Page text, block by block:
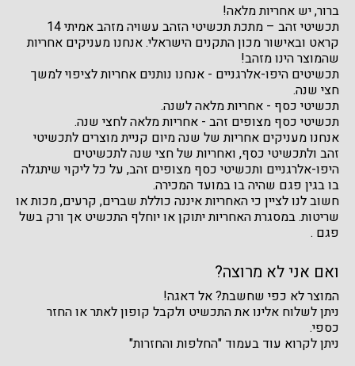
ברור, יש אחריות מלאה!
תכשיטי זהב – מתכת תכשיטי הזהב עשויה מזהב אמיתי 14
קראט ובאישור מכון התקנים הישראלי. אנחנו מעניקים אחריות
שהמוצר הינו מזהב!
תכשיטים היפו-אלרגניים - אנחנו נותנים אחריות לציפוי למשך
חצי שנה.
תכשיטי כסף - אחריות מלאה לשנה.
תכשיטי כסף מצופים זהב - אחריות מלאה לחצי שנה.
אנחנו מעניקים אחריות של שנה מיום קניית מוצרים לתכשיטי
זהב ולתכשיטי כסף, ואחריות של חצי שנה לתכשיטים
היפו-אלרגניים ותכשיטי כסף מצופים זהב, על כל ליקוי שיתגלה
בו בגין פגם שהיה בו במועד המכירה.
חשוב לנו לציין כי האחריות איננה כוללת שברים, קרעים, מכות או
שריטות. במסגרת האחריות יתוקן או יוחלף התכשיט אך ורק בשל
פגם .
ואם אני לא מרוצה?
המוצר לא כפי שחשבת? אל דאגה!
ניתן לשלוח אלינו את התכשיט ולקבל קופון לאתר או החזר
כספי.
ניתן לקרוא עוד בעמוד "החלפות והחזרות"